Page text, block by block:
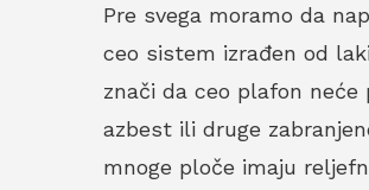
Pre svega moramo da
ceo sistem izrađen od
znači da ceo plafon
azbest ili druge
mnoge ploče imaju